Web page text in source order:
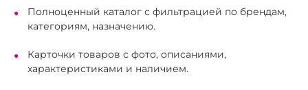
Полноценный каталог с фильтрацией по брендам,
категориям, назначению.
Карточки товаров с фото, описаниями,
характеристиками и наличием.